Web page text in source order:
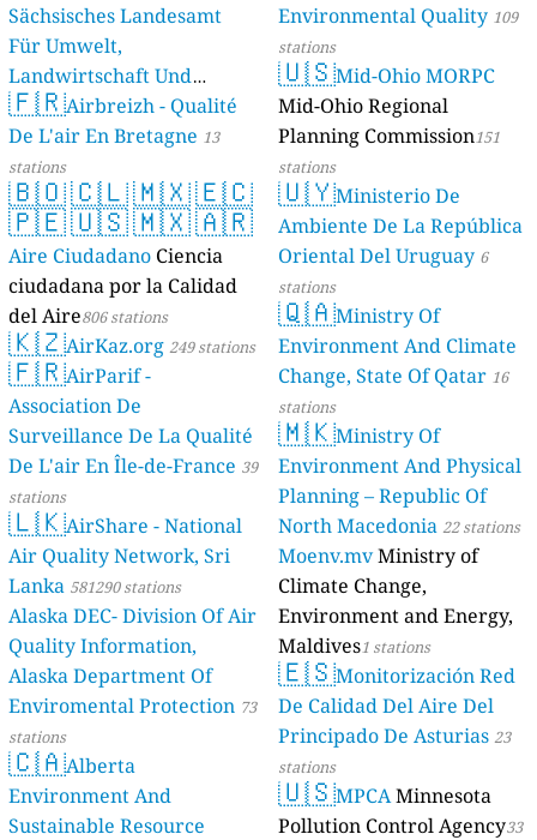
Sächsisches Landesamt
Für Umwelt,
Landwirtschaft Und
Geologie) 50 stations
🇫🇷Airbreizh - Qualité
De L'air En Bretagne 13
stations
🇧🇴🇨🇱🇲🇽🇪🇨
🇵🇪🇺🇸🇲🇽🇦🇷
Aire Ciudadano Ciencia
ciudadana por la Calidad
del Aire806 stations
🇰🇿AirKaz.org 249 stations
🇫🇷AirParif -
Association De
Surveillance De La Qualité
De L'air En Île-de-France 39
stations
🇱🇰AirShare - National
Air Quality Network, Sri
Lanka 581290 stations
Alaska DEC- Division Of Air
Quality Information,
Alaska Department Of
Enviromental Protection 73
stations
🇨🇦Alberta
Environment And
Sustainable Resource
Environmental Quality 109
stations
🇺🇸Mid-Ohio MORPC
Mid-Ohio Regional
Planning Commission151
stations
🇺🇾Ministerio De
Ambiente De La República
Oriental Del Uruguay 6
stations
🇶🇦Ministry Of
Environment And Climate
Change, State Of Qatar 16
stations
🇲🇰Ministry Of
Environment And Physical
Planning – Republic Of
North Macedonia 22 stations
Moenv.mvMinistry of
Climate Change,
Environment and Energy,
Maldives1 stations
🇪🇸Monitorización Red
De Calidad Del Aire Del
Principado De Asturias 23
stations
🇺🇸MPCAMinnesota
Pollution Control Agency33